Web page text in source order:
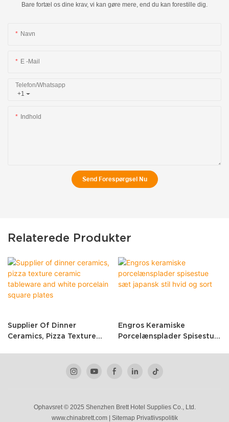
Bare fortæl os dine krav, vi kan gøre mere, end du kan forestille dig.
Navn
E -mail
+1
Telefon/whatsapp
Indhold
Send Forespørgsel Nu
Relaterede Produkter
Supplier Of Dinner
Ceramics, Pizza Texture
Engros Keramiske
Porcelænsplader Spisestue
Ophavsret © 2025 Shenzhen Brett Hotel Supplies Co., Ltd.
www.chinabrett.com
Sitemap Privatlivspolitik